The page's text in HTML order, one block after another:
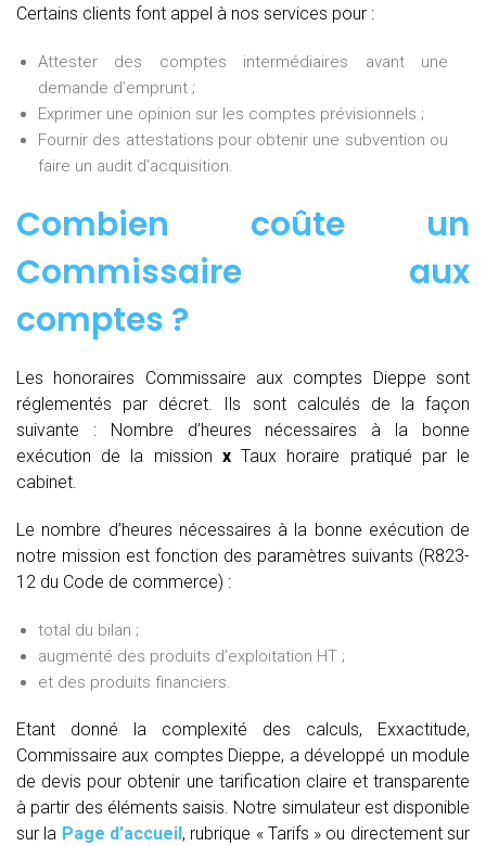
Certains clients font appel à nos services pour :
Attester des comptes intermédiaires avant une
demande d’emprunt ;
Exprimer une opinion sur les comptes prévisionnels ;
Fournir des attestations pour obtenir une subvention ou
faire un audit d’acquisition.
Combien coûte un
Commissaire aux
comptes ?
Les honoraires Commissaire aux comptes Dieppe sont
réglementés par décret. Ils sont calculés de la façon
suivante :
Nombre d’heures nécessaires à la bonne
exécution de la mission xTaux horaire pratiqué par le
cabinet.
Le nombre d’heures nécessaires à la bonne exécution de
notre mission est fonction des paramètres suivants (R823-
12 du Code de commerce) :
total du bilan ;
augmenté des produits d’exploitation HT ;
et des produits financiers.
Etant donné la complexité des calculs, Exxactitude,
Commissaire aux comptes Dieppe, a développé un module
de devis pour obtenir une tarification claire et transparente
à partir des éléments saisis. Notre simulateur est disponible
sur la Page d’accueil, rubrique « Tarifs » ou directement sur